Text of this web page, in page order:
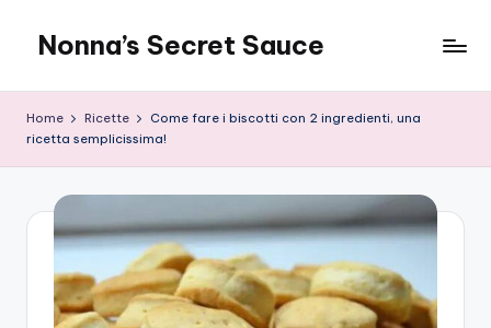
content
Nonna’s Secret Sauce
Home Ricette
Come fare i biscotti con 2 ingredienti, una
ricetta semplicissima!